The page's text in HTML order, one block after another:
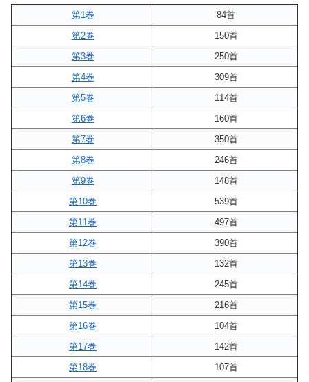
第1巻
84首
第2巻
150首
第3巻
250首
第4巻
309首
第5巻
114首
第6巻
160首
第7巻
350首
第8巻
246首
第9巻
148首
第10巻
539首
第11巻
497首
第12巻
390首
第13巻
132首
第14巻
245首
第15巻
216首
第16巻
104首
第17巻
142首
第18巻
107首